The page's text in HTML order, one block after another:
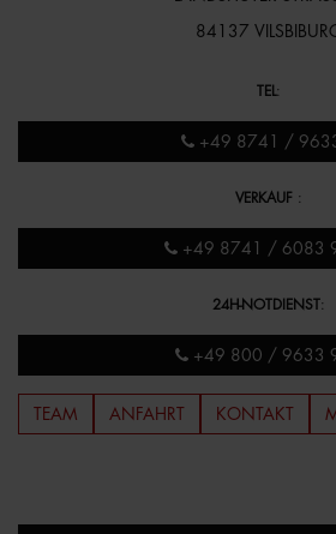
84137
TEL :
+49 8741 /
VERKAUF :
+49 8741 / 6083
24H-NOTDIENST:
+49 800 / 9633
TEAM ANFAHRT KONTAKT